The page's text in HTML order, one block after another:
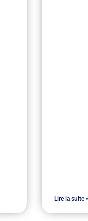
Lire la suite